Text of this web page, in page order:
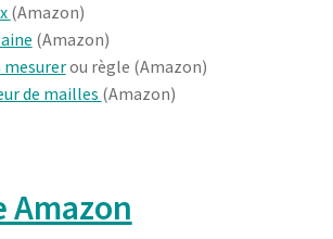
(Amazon)
(Amazon)
mesurerou règle (Amazon)
de mailles (Amazon)
Amazon